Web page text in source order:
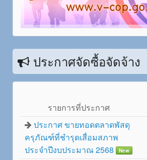
ประกาศจัดซื้อจัดจ้าง
รายการที่ประกาศ
ประกาศ ขายทอดตลาดพัสดุ
ครุภัณฑ์ที่ชำรุดเสื่อมสภาพ
ประจำปีงบประมาณ 2568
New